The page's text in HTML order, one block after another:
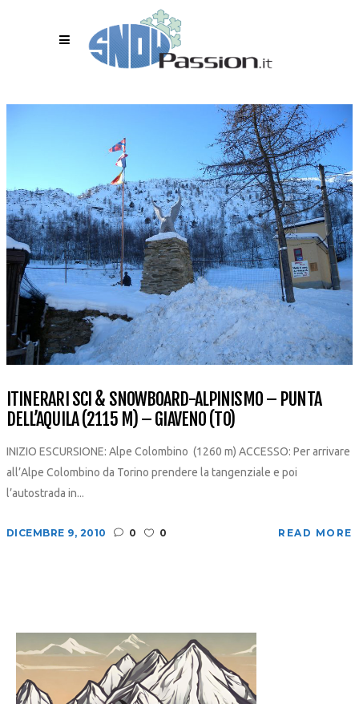
ITINERARI SCI & SNOWBOARD-ALPINISMO – PUNTA
DELL’AQUILA (2115 M) – GIAVENO (TO)
INIZIO ESCURSIONE: Alpe Colombino (1260 m) ACCESSO: Per arrivare
all’Alpe Colombino da Torino prendere la tangenziale e poi
l’autostrada in...
DICEMBRE 9, 2010 0 0 READ MORE